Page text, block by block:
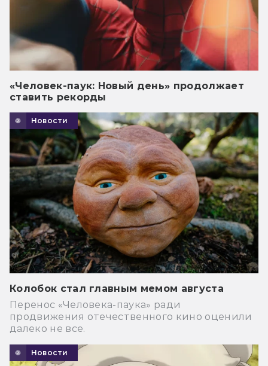
«Человек-паук: Новый день» продолжает
ставить рекорды
Новости
Колобок стал главным мемом августа
Перенос «Человека-паука» ради
продвижения отечественного кино оценили
далеко не все.
Новости